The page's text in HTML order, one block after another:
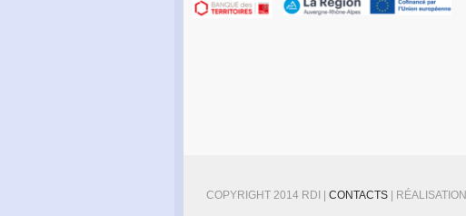
COPYRIGHT 2014 RDI | CONTACTS | RÉALISATION